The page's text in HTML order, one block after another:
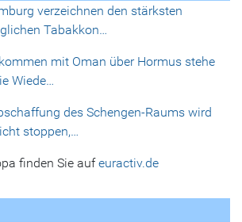
verzeichnen den stärksten
Tabakkon…
mit Oman über Hormus stehe
Wiede…
des Schengen-Raums wird
stoppen,…
finden Sie aufeuractiv.de